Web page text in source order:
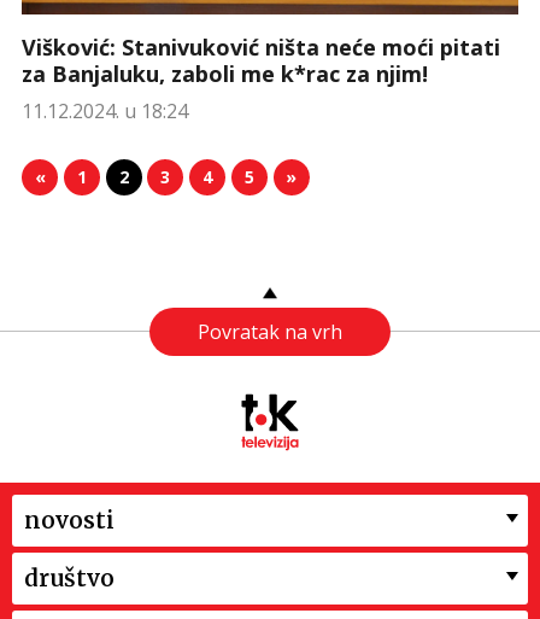
Višković: Stanivuković ništa neće moći pitati
za Banjaluku, zaboli me k*rac za njim!
11.12.2024. u 18:24
« 1 2 3 4 5 »
Povratak na vrh
novosti
društvo